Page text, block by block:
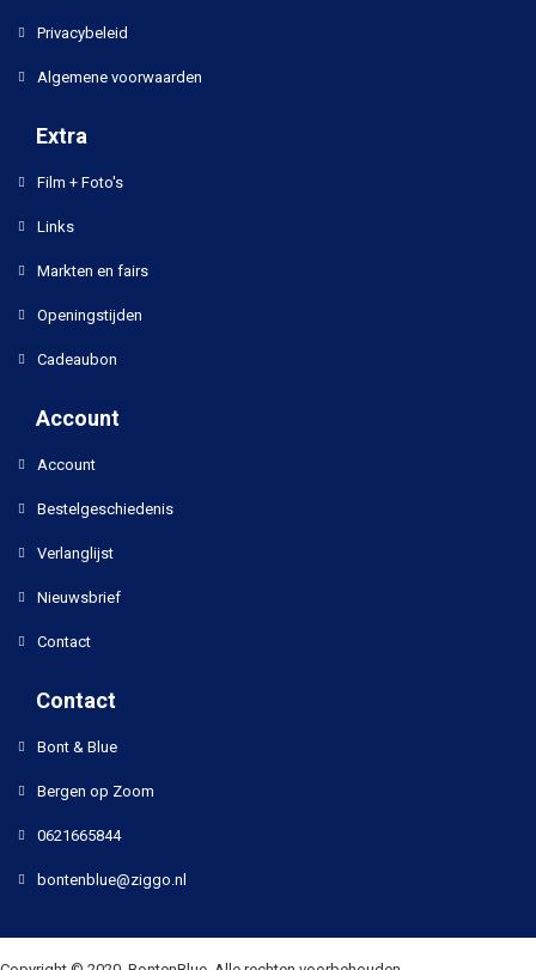
Privacybeleid
Algemene voorwaarden
Extra
Film + Foto's
Links
Markten en fairs
Openingstijden
Cadeaubon
Account
Account
Bestelgeschiedenis
Verlanglijst
Nieuwsbrief
Contact
Contact
Bont & Blue
Bergen op Zoom
0621665844
bontenblue@ziggo.nl